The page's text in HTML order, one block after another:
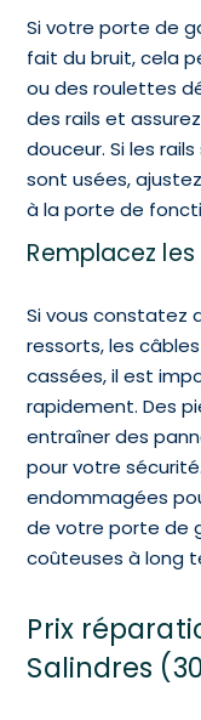
Si votre porte de
fait du bruit, cela
ou des roulettes
des rails et
douceur. Si les
sont usées,
à la porte de
Remplacez
Si vous constatez
ressorts, les
cassées, il est
rapidement. Des
entraîner des
pour votre
endommagées
de votre porte de
coûteuses à long
Prix
Salindres